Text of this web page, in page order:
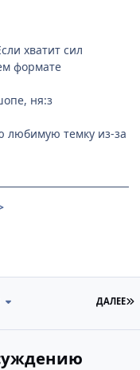
хватит сил
формате
ня:з
любимую темку из-за
ДАЛЕЕ